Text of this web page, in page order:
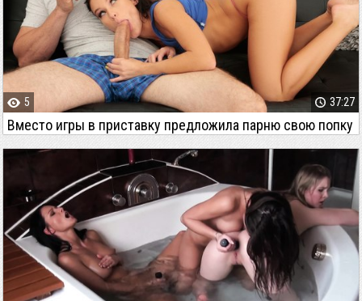
Вместо игры в приставку предложила парню свою попку
37:27
5